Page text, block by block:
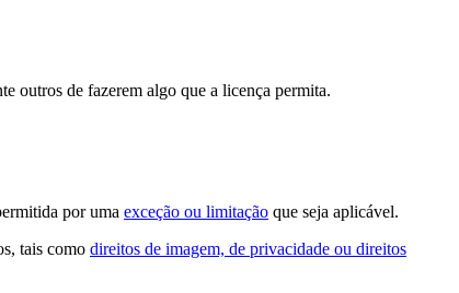
outros de fazerem algo que a licença permita.
por uma exceção ou limitação que seja aplicável.
tais como direitos de imagem, de privacidade ou direitos